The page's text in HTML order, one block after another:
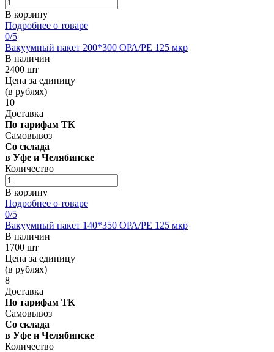
В корзину
Подробнее о товаре
0/5
Вакуумный пакет 200*300 OРА/РЕ 125 мкр
В наличии
2400 шт
Цена за единицу
(в рублях)
10
Доставка
По тарифам ТК
Самовывоз
Со склада
в Уфе и Челябинске
Количество
В корзину
Подробнее о товаре
0/5
Вакуумный пакет 140*350 OРА/РЕ 125 мкр
В наличии
1700 шт
Цена за единицу
(в рублях)
8
Доставка
По тарифам ТК
Самовывоз
Со склада
в Уфе и Челябинске
Количество